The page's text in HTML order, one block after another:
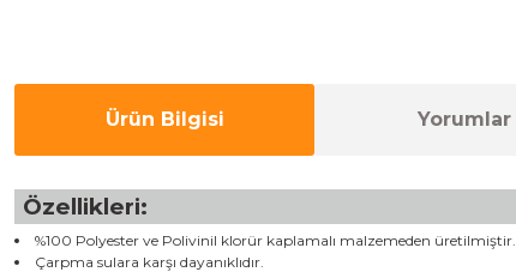
Ürün Bilgisi Yorumlar
Özellikleri:
%100 Polyester ve Polivinil klorür kaplamalı malzemeden üretilmiştir.
Çarpma sulara karşı dayanıklıdır.